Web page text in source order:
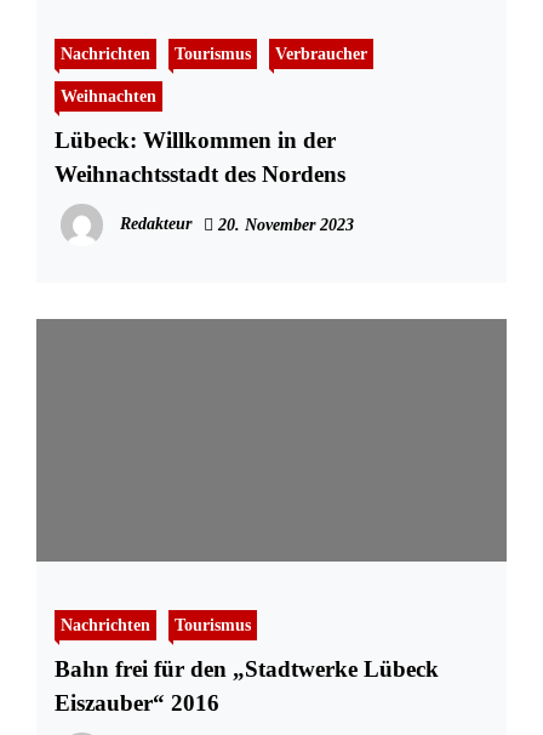
Nachrichten Tourismus Verbraucher
Weihnachten
Lübeck: Willkommen in der
Weihnachtsstadt des Nordens
Redakteur 20. November 2023
Nachrichten Tourismus
Bahn frei für den „Stadtwerke Lübeck
Eiszauber“ 2016